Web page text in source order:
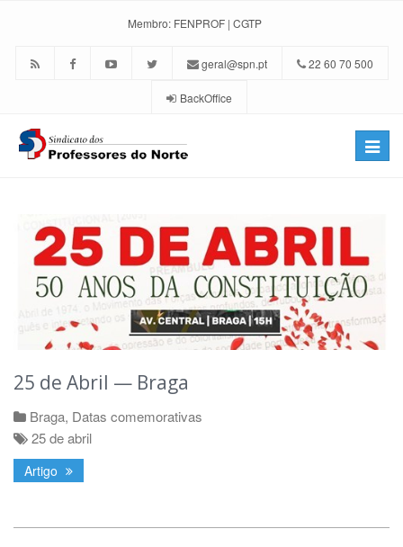
Membro: FENPROF | CGTP
geral@spn.pt 22 60 70 500
BackOffice
Toggle
25 de Abril — Braga
Braga, Datas comemorativas
25 de abril
Artigo